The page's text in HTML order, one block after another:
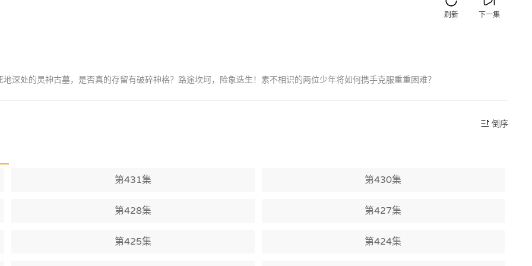
下一集
刷新
深处的灵神古墓，是否真的存留有破碎神格？路途坎坷，险象迭生！素不相识的两位少年将如何携手克服重重困难？
倒序
第431集 第430集
第428集 第427集
第425集 第424集